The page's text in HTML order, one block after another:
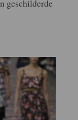
geschilderde